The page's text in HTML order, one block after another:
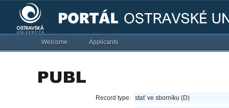
Welcome Applicants
Record type: stať ve sborníku (D)